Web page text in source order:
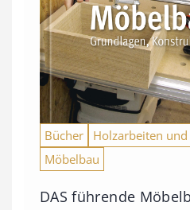
Bücher
Holzarbeiten
Möbelbau
DAS führende